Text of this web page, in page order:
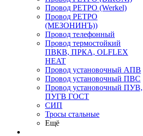
Провод РЕТРО (Werkel)
Провод РЕТРО
(МЕЗОНИНЪ))
Провод телефонный
Провод термостойкий
ПВКВ, ПРКА, OLFLEX
HEAT
Провод установочный АПВ
Провод установочный ПВС
Провод установочный ПУВ,
ПУГВ ГОСТ
СИП
Тросы стальные
Ещё